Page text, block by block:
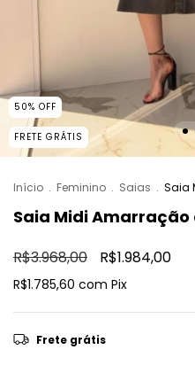
50% OFF
FRETE GRÁTIS
Início . Feminino . Saias . Saia
Saia Midi Amarração
R$3.968,00 R$1.984,00
R$1.785,60 com Pix
Frete grátis